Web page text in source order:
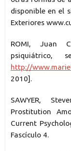
disponible en el
Exteriores
ROMI, Juan
psiquiátrico,
http://
2010].
SAWYER,
Prostitution
Current
Fascículo 4.